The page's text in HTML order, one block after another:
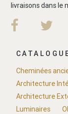
livraisons dans le
Cheminées
Architecture
Architecture
Luminaires